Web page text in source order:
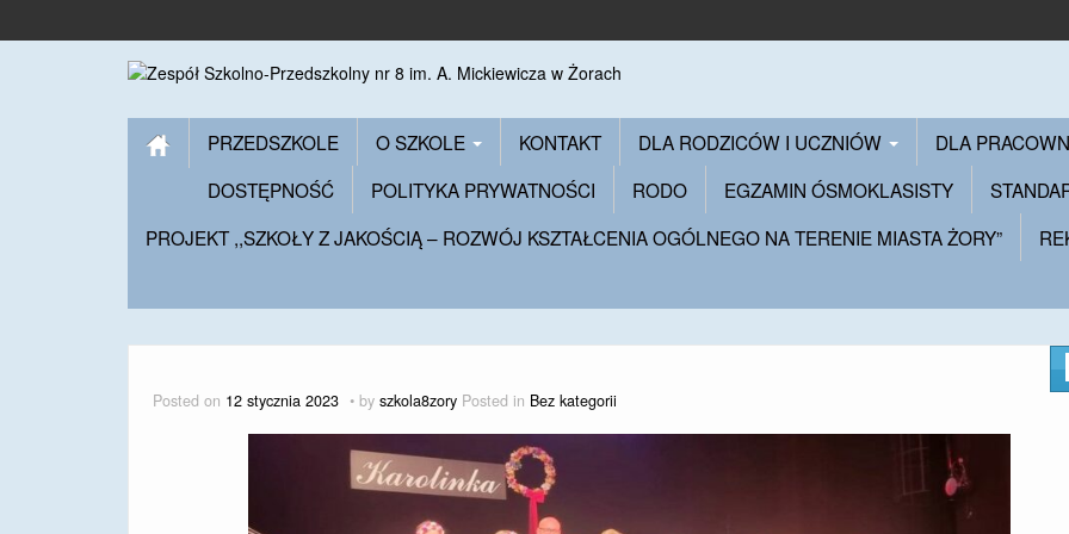
PRZEDSZKOLE O SZKOLE KONTAKT DLA RODZICÓW I UCZNIÓW DLA
DOSTĘPNOŚĆ
POLITYKA PRYWATNOŚCI RODO EGZAMIN ÓSMOKLASISTY
PROJEKT ,,SZKOŁY Z JAKOŚCIĄ – ROZWÓJ KSZTAŁCENIA OGÓLNEGO NA TERENIE MIASTA ŻORY”
Posted on 12 stycznia 2023 by szkola8zory Posted in Bez kategorii